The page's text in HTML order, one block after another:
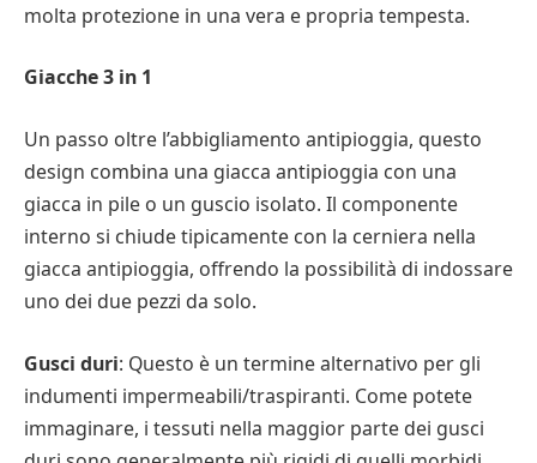
molta protezione in una vera e propria tempesta.
Giacche 3 in 1
Un passo oltre l’abbigliamento antipioggia, questo
design combina una giacca antipioggia con una
giacca in pile o un guscio isolato. Il componente
interno si chiude tipicamente con la cerniera nella
giacca antipioggia, offrendo la possibilità di indossare
uno dei due pezzi da solo.
Gusci duri: Questo è un termine alternativo per gli
indumenti impermeabili/traspiranti. Come potete
immaginare, i tessuti nella maggior parte dei gusci